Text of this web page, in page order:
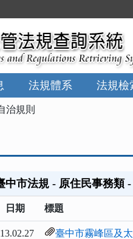
法規體系 法規檢
治規則
中市法規 - 原住民事務類
日期 標題
臺中市霧峰區及